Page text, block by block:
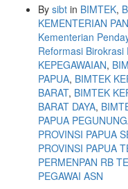
By sibt in BIMTEK,
KEMENTERIAN
Kementerian
Reformasi
KEPEGAWAIAN,
PAPUA, BIMTEK
BARAT, BIMTEK
BARAT DAYA,
PAPUA
PROVINSI PAPUA
PROVINSI PAPUA
PERMENPAN RB
PEGAWAI ASN